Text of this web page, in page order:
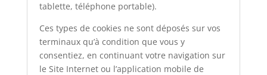
tablette, téléphone portable).
Ces types de cookies ne sont déposés sur vos
terminaux qu’à condition que vous y
consentiez, en continuant votre navigation sur
le Site Internet ou l’application mobile de